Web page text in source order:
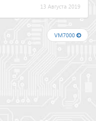
13 Августа 2019
VM7000